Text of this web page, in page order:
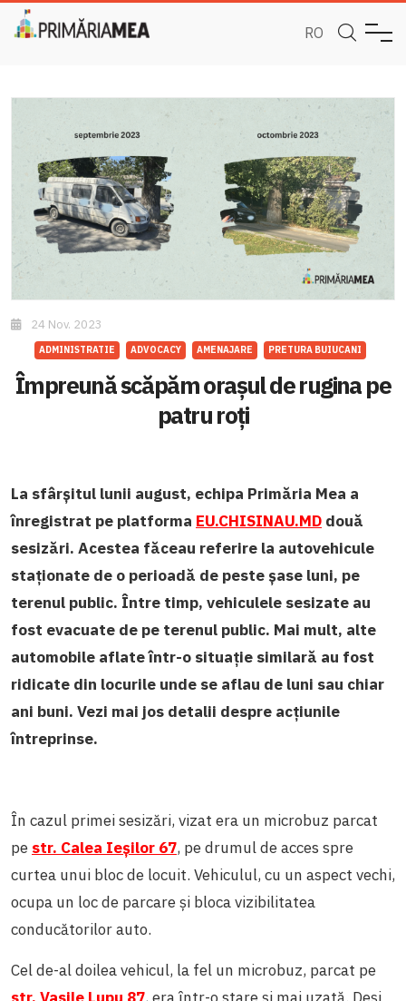
RO
24 Nov. 2023
ADMINISTRATIE ADVOCACY AMENAJARE PRETURA BUIUCANI
Împreună scăpăm orașul de rugina pe
patru roți
La sfârșitul lunii august, echipa Primăria Mea a
înregistrat pe platforma EU.CHISINAU.MD două
sesizări. Acestea făceau referire la autovehicule
staționate de o perioadă de peste șase luni, pe
terenul public. Între timp, vehiculele sesizate au
fost evacuate de pe terenul public. Mai mult, alte
automobile aflate într-o situație similară au fost
ridicate din locurile unde se aflau de luni sau chiar
ani buni. Vezi mai jos detalii despre acțiunile
întreprinse.
În cazul primei sesizări, vizat era un microbuz parcat
pe str. Calea Ieșilor 67, pe drumul de acces spre
curtea unui bloc de locuit. Vehiculul, cu un aspect vechi,
ocupa un loc de parcare și bloca vizibilitatea
conducătorilor auto.
Cel de-al doilea vehicul, la fel un microbuz, parcat pe
str. Vasile Lupu 87, era într-o stare și mai uzată. Deși